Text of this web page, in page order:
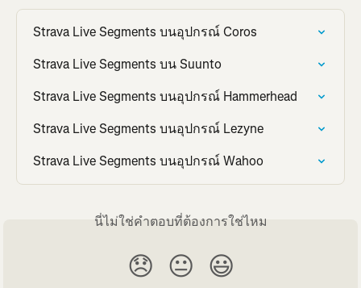
Strava Live Segments บนอุปกรณ์ Coros
Strava Live Segments บน Suunto
Strava Live Segments บนอุปกรณ์ Hammerhead
Strava Live Segments บนอุปกรณ์ Lezyne
Strava Live Segments บนอุปกรณ์ Wahoo
นี่ไม่ใช่คำตอบที่ต้องการใช่ไหม
😞 😐 😃